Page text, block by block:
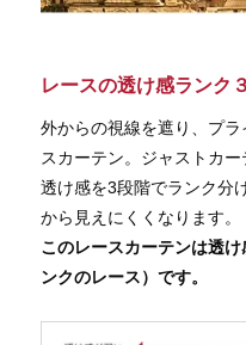
レースの透け感ランク３
外からの視線を遮り、プ
スカーテン。ジャストカ
透け感を3段階でランク分
から見えにくくなります。
このレースカーテンは透
ンクのレース）です。